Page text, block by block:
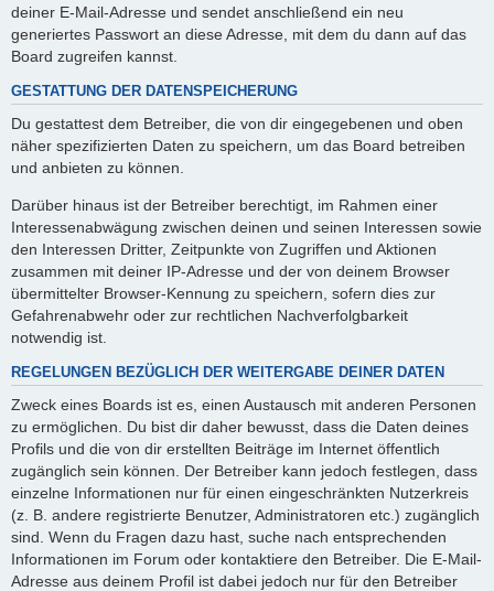
deiner E-Mail-Adresse und sendet anschließend ein neu
generiertes Passwort an diese Adresse, mit dem du dann auf das
Board zugreifen kannst.
GESTATTUNG DER DATENSPEICHERUNG
Du gestattest dem Betreiber, die von dir eingegebenen und oben
näher spezifizierten Daten zu speichern, um das Board betreiben
und anbieten zu können.
Darüber hinaus ist der Betreiber berechtigt, im Rahmen einer
Interessenabwägung zwischen deinen und seinen Interessen sowie
den Interessen Dritter, Zeitpunkte von Zugriffen und Aktionen
zusammen mit deiner IP-Adresse und der von deinem Browser
übermittelter Browser-Kennung zu speichern, sofern dies zur
Gefahrenabwehr oder zur rechtlichen Nachverfolgbarkeit
notwendig ist.
REGELUNGEN BEZÜGLICH DER WEITERGABE DEINER DATEN
Zweck eines Boards ist es, einen Austausch mit anderen Personen
zu ermöglichen. Du bist dir daher bewusst, dass die Daten deines
Profils und die von dir erstellten Beiträge im Internet öffentlich
zugänglich sein können. Der Betreiber kann jedoch festlegen, dass
einzelne Informationen nur für einen eingeschränkten Nutzerkreis
(z. B. andere registrierte Benutzer, Administratoren etc.) zugänglich
sind. Wenn du Fragen dazu hast, suche nach entsprechenden
Informationen im Forum oder kontaktiere den Betreiber. Die E-Mail-
Adresse aus deinem Profil ist dabei jedoch nur für den Betreiber